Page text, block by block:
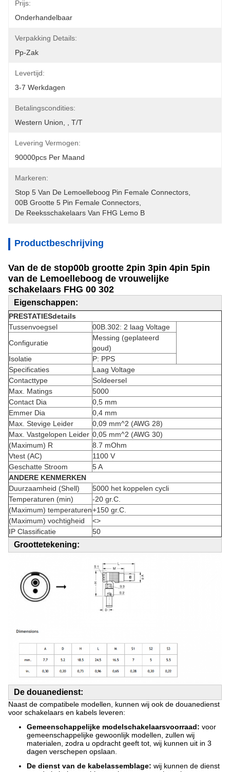
Prijs:
Onderhandelbaar
Verpakking Details:
Pp-Zak
Levertijd:
3-7 Werkdagen
Betalingscondities:
Western Union, , T/T
Levering Vermogen:
90000pcs Per Maand
Markeren:
Stop 5 Van De Lemoelleboog Pin Female Connectors
00B Grootte 5 Pin Female Connectors
De Reeksschakelaars Van FHG Lemo B
Productbeschrijving
Van de de stop00b grootte 2pin 3pin 4pin 5pin
van de Lemoelleboog de vrouwelijke
schakelaars FHG 00 302
Eigenschappen:
PRESTATIESdetails
Tussenvoegsel
00B.302: 2 laag Voltage
Configuratie
Messing (geplateerd
goud)
Isolatie
P: PPS
Specificaties
Laag Voltage
Contacttype
Soldeersel
Max. Matings
5000
Contact Dia
0,5 mm
Emmer Dia
0,4 mm
Max. Stevige Leider
0,09 mm^2 (AWG 28)
Max. Vastgelopen Leider 0,05 mm^2 (AWG 30)
(Maximum) R
8.7 mOhm
Vtest (AC)
1100 V
Geschatte Stroom
5 A
ANDERE KENMERKEN
Duurzaamheid (Shell)
5000 het koppelen cycli
Temperaturen (min)
-20 gr.C.
(Maximum) temperaturen+150 gr.C.
(Maximum) vochtigheid
<>
IP Classificatie
50
Groottetekening:
De douanedienst:
Naast de compatibele modellen, kunnen wij ook de douanedienst
voor schakelaars en kabels leveren:
Gemeenschappelijke modelschakelaarsvoorraad: voor
gemeenschappelijke gewoonlijk modellen, zullen wij
materialen, zodra u opdracht geeft tot, wij kunnen uit in 3
dagen verschepen opslaan.
De dienst van de kabelassemblage: wij kunnen de dienst